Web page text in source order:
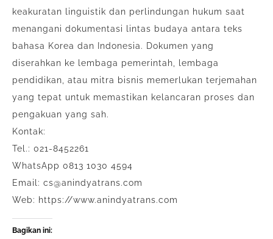
keakuratan linguistik dan perlindungan hukum saat
menangani dokumentasi lintas budaya antara teks
bahasa Korea dan Indonesia. Dokumen yang
diserahkan ke lembaga pemerintah, lembaga
pendidikan, atau mitra bisnis memerlukan terjemahan
yang tepat untuk memastikan kelancaran proses dan
pengakuan yang sah.
Kontak:
Tel.: 021-8452261
WhatsApp 0813 1030 4594
Email: cs@anindyatrans.com
Web: https://www.anindyatrans.com
Bagikan ini: